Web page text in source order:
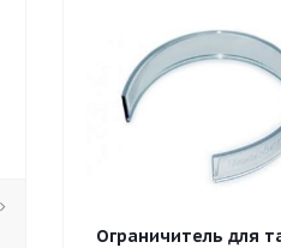
Ограничитель для